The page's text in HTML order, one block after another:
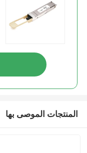
المنتجات الموصى بها